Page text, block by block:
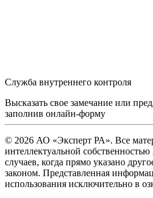
Служба внутреннего контроля
Высказать свое замечание или
заполнив онлайн-форму
© 2026 АО «Эксперт РА». Все
интеллектуальной
случаев, когда прямо указано
законом. Представленная
использования исключительно в